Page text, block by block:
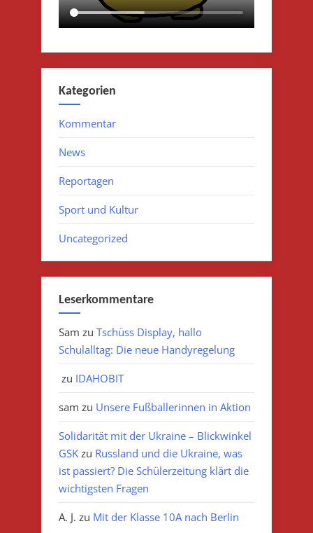
Kategorien
Kommentar
News
Reportagen
Sport und Kultur
Uncategorized
Leserkommentare
Sam zu Tschüss Display, hallo
Schulalltag: Die neue Handyregelung
zu IDAHOBIT
sam zu Unsere Fußballerinnen in Aktion
Solidarität mit der Ukraine – Blickwinkel
GSK zu Russland und die Ukraine, was
ist passiert? Die Schülerzeitung klärt die
wichtigsten Fragen
A. J. zu Mit der Klasse 10A nach Berlin